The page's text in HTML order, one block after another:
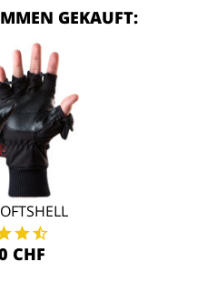
GEKAUFT:
CHF